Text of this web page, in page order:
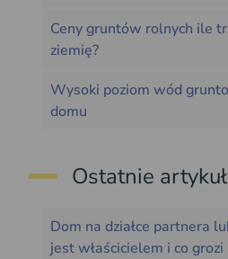
Ceny gruntów rolnych ile
ziemię?
Wysoki poziom wód
domu
Ostatnie
Dom na działce partnera
jest właścicielem i co